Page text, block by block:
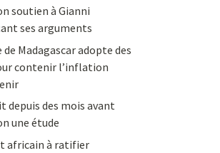
soutien à Gianni
ses arguments
Madagascar adopte des
contenir l’inflation
depuis des mois avant
une étude
africain à ratifier